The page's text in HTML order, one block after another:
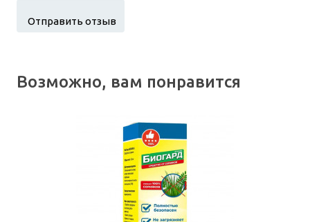
Возможно, вам понравится